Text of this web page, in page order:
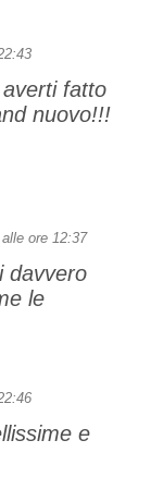
fatto
nuovo!!!
ore 12:37
davvero
le
e